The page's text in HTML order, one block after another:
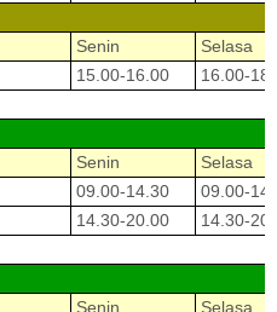
Senin
Selasa
15.00-16.00
16.00-
Senin
Selasa
09.00-14.30
09.00-
14.30-20.00
14.30-
Senin Selasa